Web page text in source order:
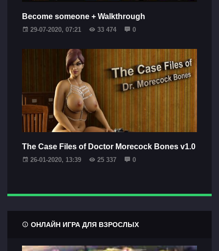
Become someone + Walkthrough
29-07-2020, 07:21 33 474 0
The Case Files of Doctor Morecock Bones v1.0
26-01-2020, 13:39 25 337 0
ОНЛАЙН ИГРА ДЛЯ ВЗРОСЛЫХ